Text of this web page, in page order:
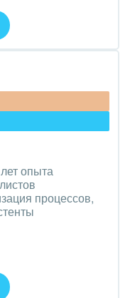
услуги
бизнес
опыта
процессов,